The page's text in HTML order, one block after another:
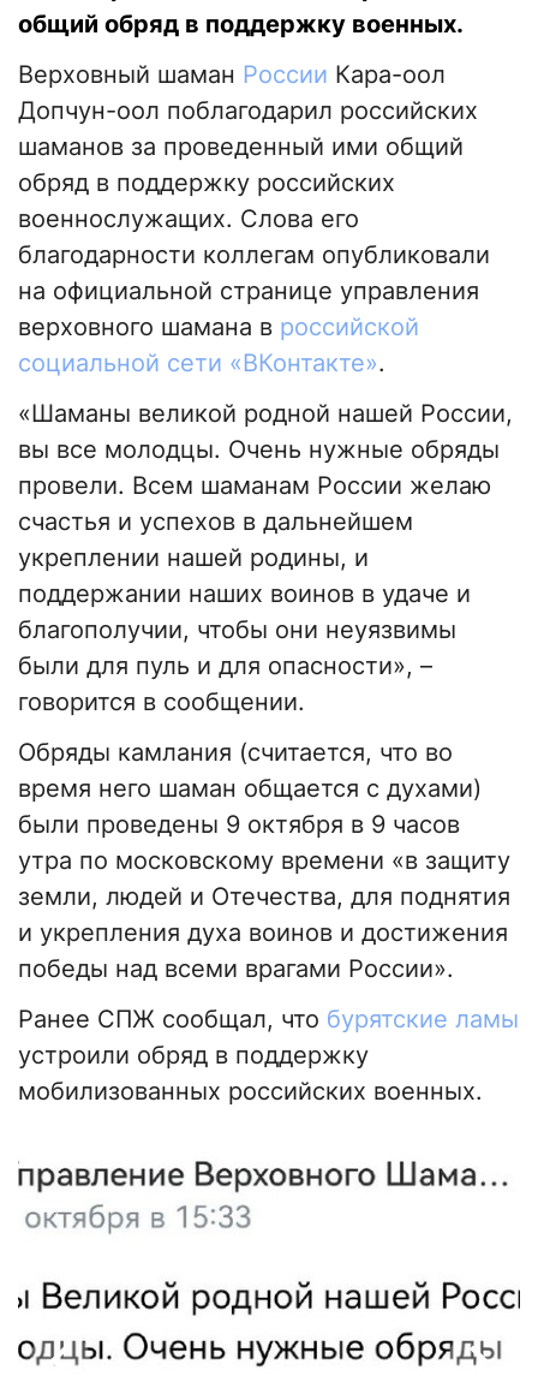
общий обряд в поддержку военных.
Верховный шаман России Кара-оол
Допчун-оол поблагодарил российских
шаманов за проведенный ими общий
обряд в поддержку российских
военнослужащих. Слова его
благодарности коллегам опубликовали
на официальной странице управления
верховного шамана в российской
социальной сети «ВКонтакте».
«Шаманы великой родной нашей России,
вы все молодцы. Очень нужные обряды
провели. Всем шаманам России желаю
счастья и успехов в дальнейшем
укреплении нашей родины, и
поддержании наших воинов в удаче и
благополучии, чтобы они неуязвимы
были для пуль и для опасности», –
говорится в сообщении.
Обряды камлания (считается, что во
время него шаман общается с духами)
были проведены 9 октября в 9 часов
утра по московскому времени «в защиту
земли, людей и Отечества, для поднятия
и укрепления духа воинов и достижения
победы над всеми врагами России».
Ранее СПЖ сообщал, что бурятские ламы
устроили обряд в поддержку
мобилизованных российских военных.